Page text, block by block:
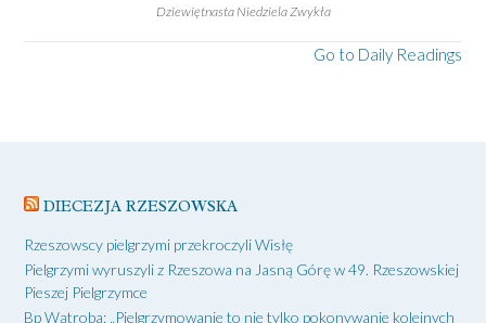
Dziewiętnasta Niedziela Zwykła
Go to Daily Readings
DIECEZJA RZESZOWSKA
Rzeszowscy pielgrzymi przekroczyli Wisłę
Pielgrzymi wyruszyli z Rzeszowa na Jasną Górę w 49. Rzeszowskiej
Pieszej Pielgrzymce
Bp Wątroba: „Pielgrzymowanie to nie tylko pokonywanie kolejnych